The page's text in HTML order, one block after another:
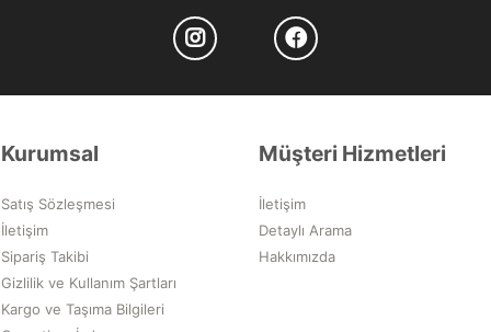
Kurumsal
Satış Sözleşmesi
İletişim
Sipariş Takibi
Gizlilik ve Kullanım Şartları
Kargo ve Taşıma Bilgileri
Müşteri Hizmetleri
İletişim
Detaylı Arama
Hakkımızda